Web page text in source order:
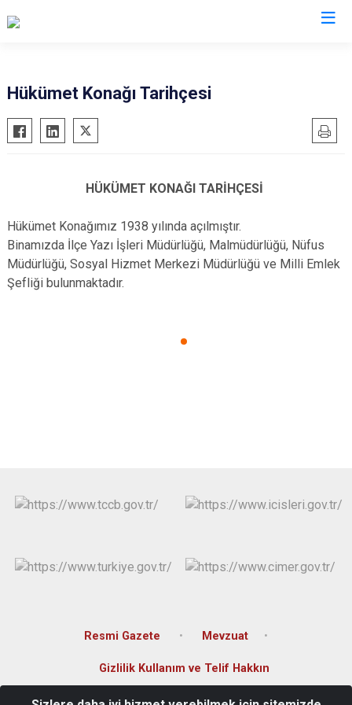
Büyükorhan
Gemlik
İnegöl
İznik
Karacabey
Keles
Orhaneli
Orhangazi
Osmangazi
Yenişehir
Hükümet Konağı Tarihçesi
HÜKÜMET KONAĞI TARİHÇESİ
Hükümet Konağımız 1938 yılında açılmıştır.
Binamızda İlçe Yazı İşleri Müdürlüğü, Malmüdürlüğü, Nüfus
Müdürlüğü, Sosyal Hizmet Merkezi Müdürlüğü ve Milli Emlek
Şefliği bulunmaktadır.
Resmi Gazete Mevzuat
Gizlilik Kullanım ve Telif Hakkın